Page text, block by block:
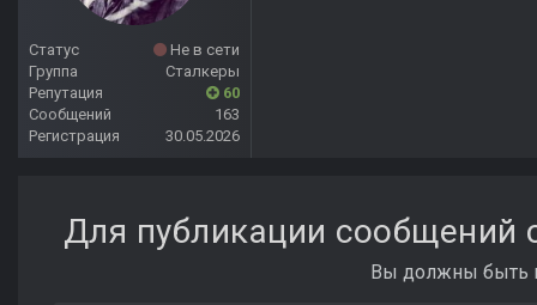
Статус
Не в сети
Группа
Сталкеры
Репутация
60
Сообщений
163
Регистрация
30.05.2026
Для публикации сообщений
Вы должны быть